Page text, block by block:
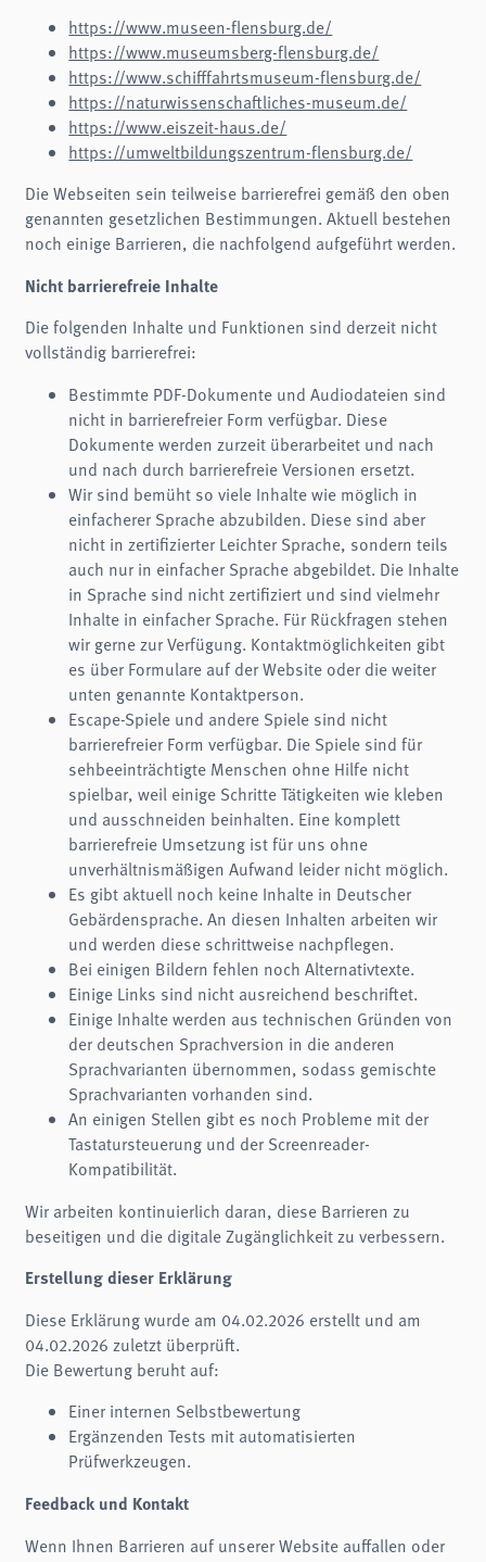
https://www.museen-flensburg.de/
https://www.museumsberg-flensburg.de/
https://www.schifffahrtsmuseum-flensburg.de/
https://naturwissenschaftliches-museum.de/
https://www.eiszeit-haus.de/
https://umweltbildungszentrum-flensburg.de/
Die Webseiten sein teilweise barrierefrei gemäß den oben
genannten gesetzlichen Bestimmungen. Aktuell bestehen
noch einige Barrieren, die nachfolgend aufgeführt werden.
Nicht barrierefreie Inhalte
Die folgenden Inhalte und Funktionen sind derzeit nicht
vollständig barrierefrei:
Bestimmte PDF-Dokumente und Audiodateien sind
nicht in barrierefreier Form verfügbar. Diese
Dokumente werden zurzeit überarbeitet und nach
und nach durch barrierefreie Versionen ersetzt.
Wir sind bemüht so viele Inhalte wie möglich in
einfacherer Sprache abzubilden. Diese sind aber
nicht in zertifizierter Leichter Sprache, sondern teils
auch nur in einfacher Sprache abgebildet. Die Inhalte
in Sprache sind nicht zertifiziert und sind vielmehr
Inhalte in einfacher Sprache. Für Rückfragen stehen
wir gerne zur Verfügung. Kontaktmöglichkeiten gibt
es über Formulare auf der Website oder die weiter
unten genannte Kontaktperson.
Escape-Spiele und andere Spiele sind nicht
barrierefreier Form verfügbar. Die Spiele sind für
sehbeeinträchtigte Menschen ohne Hilfe nicht
spielbar, weil einige Schritte Tätigkeiten wie kleben
und ausschneiden beinhalten. Eine komplett
barrierefreie Umsetzung ist für uns ohne
unverhältnismäßigen Aufwand leider nicht möglich.
Es gibt aktuell noch keine Inhalte in Deutscher
Gebärdensprache. An diesen Inhalten arbeiten wir
und werden diese schrittweise nachpflegen.
Bei einigen Bildern fehlen noch Alternativtexte.
Einige Links sind nicht ausreichend beschriftet.
Einige Inhalte werden aus technischen Gründen von
der deutschen Sprachversion in die anderen
Sprachvarianten übernommen, sodass gemischte
Sprachvarianten vorhanden sind.
An einigen Stellen gibt es noch Probleme mit der
Tastatursteuerung und der Screenreader-
Kompatibilität.
Wir arbeiten kontinuierlich daran, diese Barrieren zu
beseitigen und die digitale Zugänglichkeit zu verbessern.
Erstellung dieser Erklärung
Diese Erklärung wurde am 04.02.2026 erstellt und am
04.02.2026 zuletzt überprüft.
Die Bewertung beruht auf:
Einer internen Selbstbewertung
Ergänzenden Tests mit automatisierten
Prüfwerkzeugen.
Feedback und Kontakt
Wenn Ihnen Barrieren auf unserer Website auffallen oder
STATISTIK
Wir verwenden Matomo für anonyme Website-Analysen, um unsere Dienste zu
verbessern. Es werden keine Cookies gespeichert.
analytics
Anbieter: